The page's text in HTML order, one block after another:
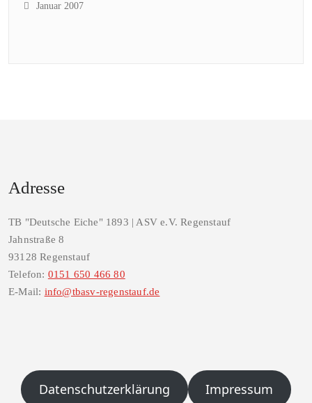
Januar 2007
Adresse
TB "Deutsche Eiche" 1893 | ASV e.V. Regenstauf
Jahnstraße 8
93128 Regenstauf
Telefon: 0151 650 466 80
E-Mail: info@tbasv-regenstauf.de
Datenschutzerklärung Impressum